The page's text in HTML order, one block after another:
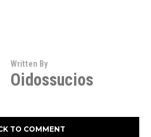
Written By
Oidossucios
TO COMMENT